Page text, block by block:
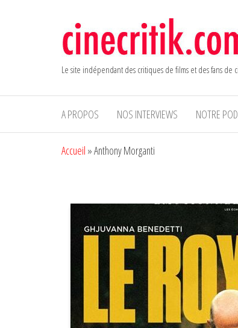
Le site indépendant des critiques de films et des fans de
A PROPOS NOS INTERVIEWS NOTRE
Accueil »Anthony Morganti